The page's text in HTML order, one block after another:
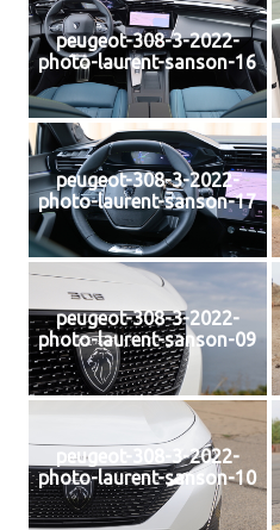
peugeot-308-3-2022-
photo-laurent-sanson-16
peugeot-308-3-2022-
photo-laurent-sanson-17
peugeot-308-3-2022-
photo-laurent-sanson-09
peugeot-308-3-2022-
photo-laurent-sanson-10